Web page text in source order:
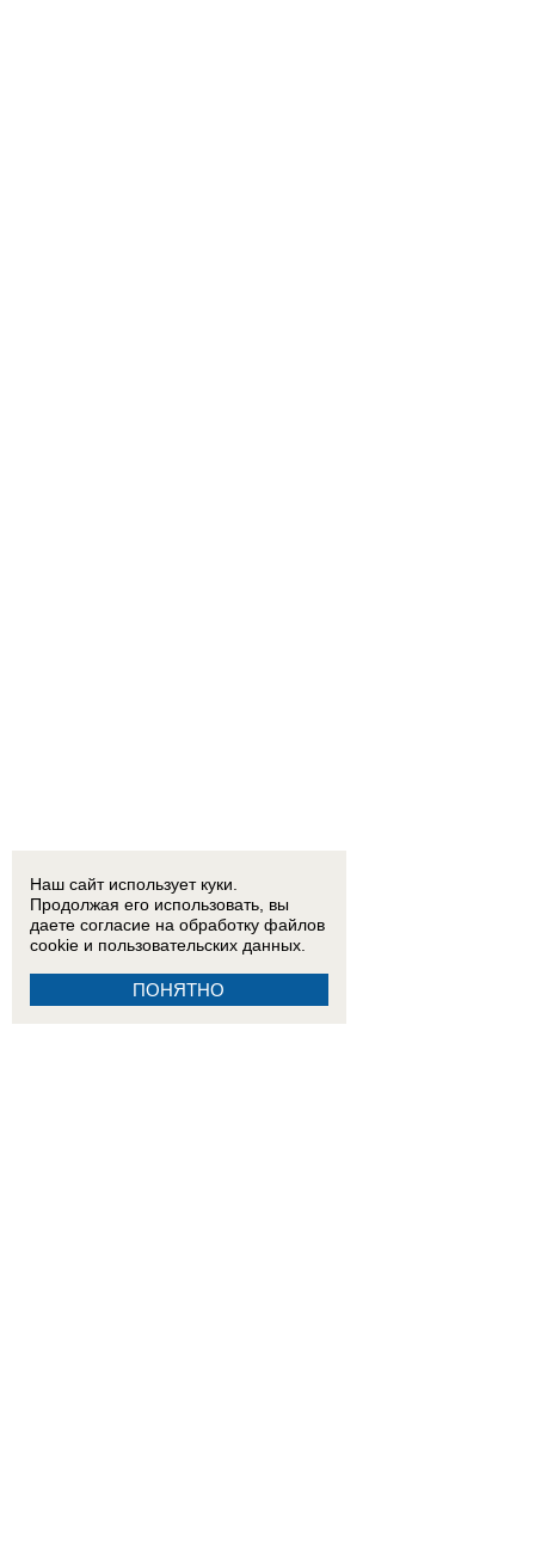
Наш сайт использует куки.
Продолжая его использовать, вы
даете согласие на обработку файлов
cookie и пользовательских данных.
ПОНЯТНО